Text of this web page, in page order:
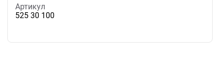
Артикул
525 30 100